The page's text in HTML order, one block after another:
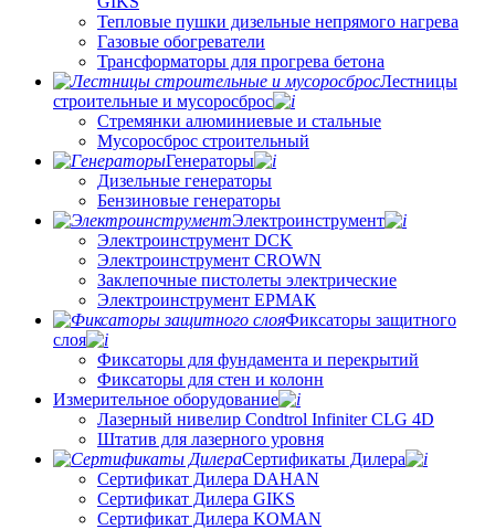
Тепловые пушки дизельные непрямого нагрева
Газовые обогреватели
Трансформаторы для прогрева бетона
Лестницы
строительные и мусоросброс
Стремянки алюминиевые и стальные
Мусоросброс строительный
Генераторы
Дизельные генераторы
Бензиновые генераторы
Электроинструмент
Электроинструмент DCK
Электроинструмент CROWN
Заклепочные пистолеты электрические
Электроинструмент ЕРМАК
Фиксаторы защитного
слоя
Фиксаторы для фундамента и перекрытий
Фиксаторы для стен и колонн
Измерительное оборудование
Лазерный нивелир Condtrol Infiniter CLG 4D
Штатив для лазерного уровня
Сертификаты Дилера
Сертификат Дилера DAHAN
Сертификат Дилера GIKS
Сертификат Дилера KOMAN